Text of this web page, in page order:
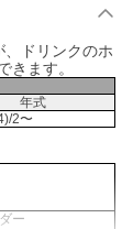
、ドリンクのホ
きます。
年式
2〜
ー